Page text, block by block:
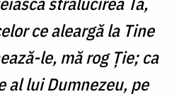
ce aleargă la Tine
le, mă rog Ţie; ca
al lui Dumnezeu, pe